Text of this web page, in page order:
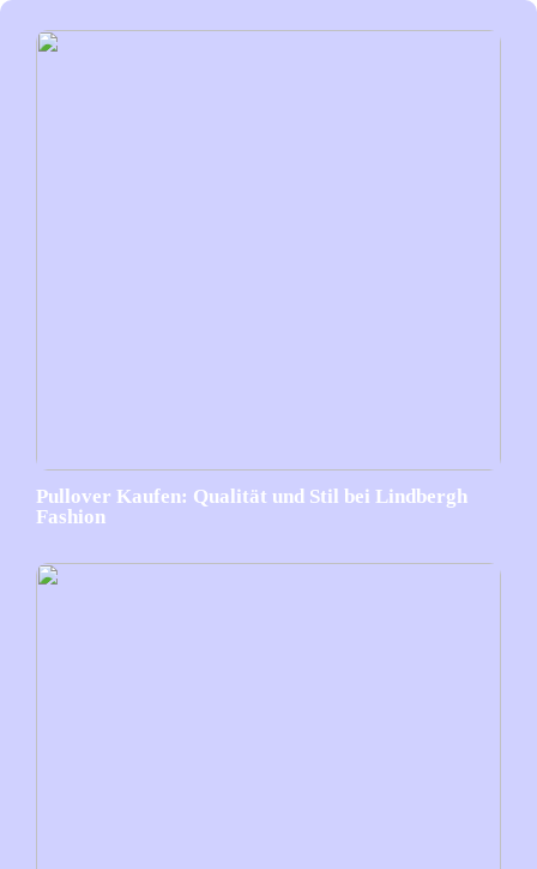
Pullover Kaufen: Qualität und Stil bei Lindbergh
Fashion